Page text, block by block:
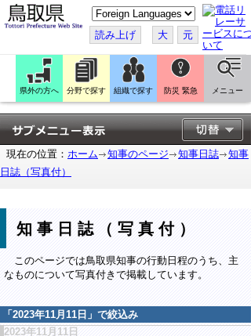
こ
の
ペ
ー
ジ
翻
訳
す
る
読み上げ 大 元
県外の方へ 分野で探す 組織で探す 防災 緊急 メニュー
現在の位置： ホーム 知事のページ 知事日誌
知事
日誌（写真付）
知事日誌（写真付）
このページでは鳥取県知事の行動日程のうち、主
なものについて写真付きで掲載しています。
「 2023年11月11日 」で絞込み
2023年11月11日